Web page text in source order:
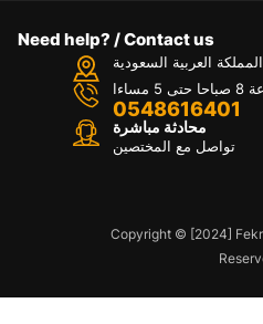
Need help? / Contact us
المملكة العربية السعودية
0548616401
محادثة مباشرة
تواصل مع المختصين
Copyright © [2024]